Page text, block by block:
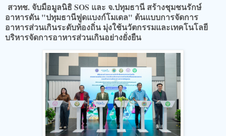
สวทช. จับมือมูลนิธิ SOS และ จ.ปทุมธานี สร้างชุมชนรักษ์
อาหารดัน "ปทุมธานีฟูดแบงก์โมเดล" ต้นแบบการจัดการ
อาหารส่วนเกินระดับท้องถิ่น​ มุ่งใช้นวัตกรรมและเทคโนโลยี
บริหารจัดการอาหารส่วนเกินอย่างยั่งยืน